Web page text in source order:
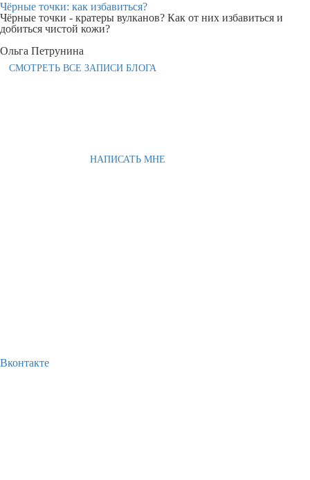
Чёрные точки: как избавиться?
Чёрные точки - кратеры вулканов? Как от них избавиться и
добиться чистой кожи?
Ольга Петрунина
СМОТРЕТЬ ВСЕ ЗАПИСИ БЛОГА
НАПИСАТЬ МНЕ
Вконтакте